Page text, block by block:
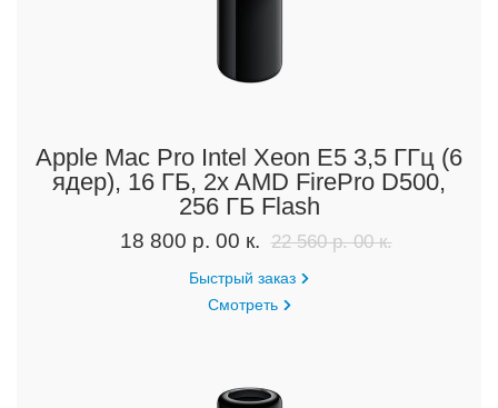
Apple Mac Pro Intel Xeon E5 3,5 ГГц (6
ядер), 16 ГБ, 2x AMD FirePro D500,
256 ГБ Flash
18 800 р. 00 к. 22 560 р. 00 к.
Быстрый заказ
Смотреть